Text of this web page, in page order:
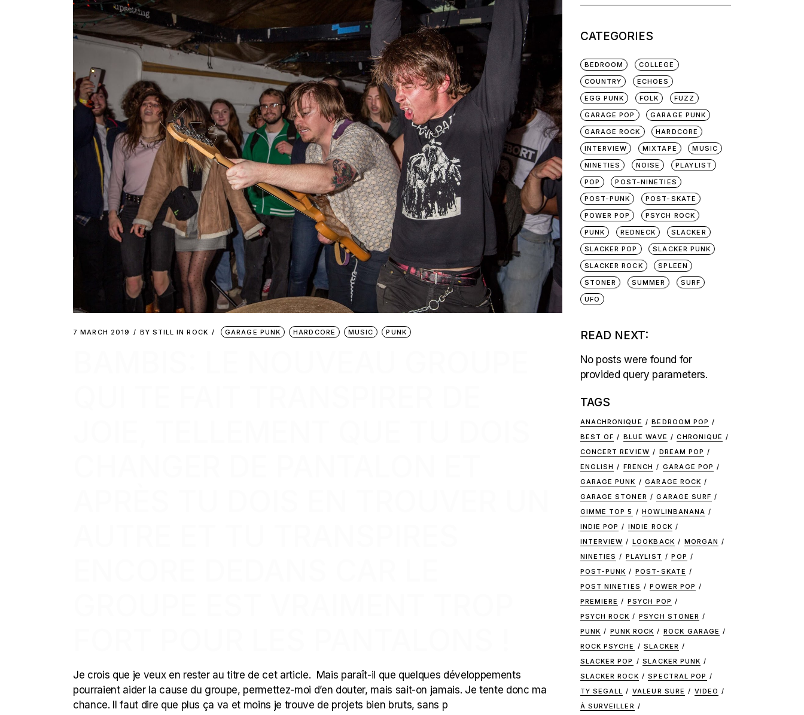
7 MARCH 2019 BY STILL IN ROCK GARAGE PUNK HARDCORE MUSIC PUNK
Je crois que je veux en rester au titre de cet article. Mais paraît-il que quelques développements
pourraient aider la cause du groupe, permettez-moi d’en douter, mais sait-on jamais. Je tente donc ma
chance. Il faut dire que plus ça va et moins je trouve de projets bien bruts, sans p
CATEGORIES
BEDROOM
COLLEGE
COUNTRY
ECHOES
EGG PUNK
FOLK
FUZZ
GARAGE POP
GARAGE PUNK
GARAGE ROCK
HARDCORE
INTERVIEW
MIXTAPE
MUSIC
NINETIES
NOISE
PLAYLIST
POP
POST-NINETIES
POST-PUNK
POST-SKATE
POWER POP
PSYCH ROCK
PUNK
REDNECK
SLACKER
SLACKER POP
SLACKER PUNK
SLACKER ROCK
SPLEEN
STONER
SUMMER
SURF
UFO
READ NEXT:
No posts were found for
provided query parameters.
TAGS
ANACHRONIQUE
BEDROOM POP
BEST OF
BLUE WAVE
CHRONIQUE
CONCERT REVIEW
DREAM POP
ENGLISH
FRENCH
GARAGE POP
GARAGE PUNK
GARAGE ROCK
GARAGE STONER
GARAGE SURF
GIMME TOP 5
HOWLINBANANA
INDIE POP
INDIE ROCK
INTERVIEW
LOOKBACK
MORGAN
NINETIES
PLAYLIST
POP
POST-PUNK
POST-SKATE
POST NINETIES
POWER POP
PREMIERE
PSYCH POP
PSYCH ROCK
PSYCH STONER
PUNK
PUNK ROCK
ROCK GARAGE
ROCK PSYCHE
SLACKER
SLACKER POP
SLACKER PUNK
SLACKER ROCK
SPECTRAL POP
TY SEGALL
VALEUR SURE
VIDEO
À SURVEILLER